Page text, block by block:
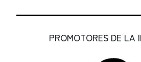
PROMOTORES DE LA